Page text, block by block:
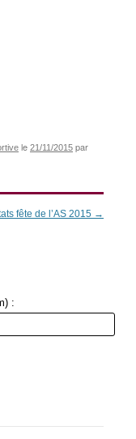
le 21/11/2015 par
fête de l’AS 2015 →
: